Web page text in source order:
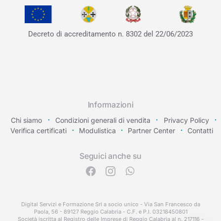
Decreto di accreditamento n. 8302 del 22/06/2023
Informazioni
Chi siamo Condizioni generali di vendita
Privacy Policy
Verifica certificati
Modulistica Partner Center Contatti
Seguici anche su
Digital Servizi e Formazione Srl a socio unico - Via San Francesco da
Paola, 56 - 89127 Reggio Calabria - C.F. e P.I. 03218450801
Società iscritta al Registro delle Imprese di Reggio Calabria al n. 217116 -